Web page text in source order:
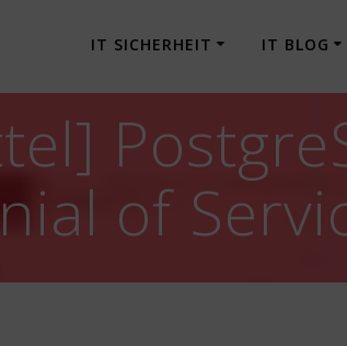
IT SICHERHEIT IT BLOG
of